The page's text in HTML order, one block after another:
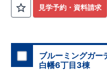
​
​◆設計・建設性能評価ｗ
住宅性能評価】
建物
この住宅の評価​国が定め
震に強い住宅です！ ​冬
に優れた断熱等性能５を取得！
性能に特化した住宅で
3（4）LDK～4LDKの間取
装！ ​
暖房機付き！​食洗機付き
時間帯問わずご案内可能です
い！
【お問い合わせ】TEL：
18:30 火水定休日)
見学予約・資料請求
ブルーミングガー
白幡6丁目3棟